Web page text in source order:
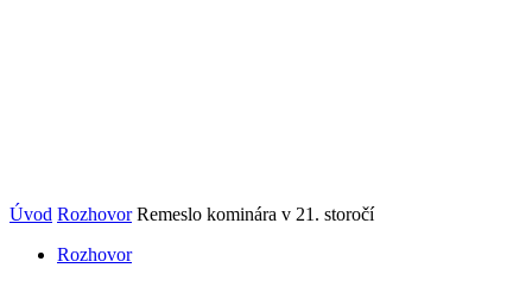
Úvod Rozhovor Remeslo kominára v 21. storočí
Rozhovor